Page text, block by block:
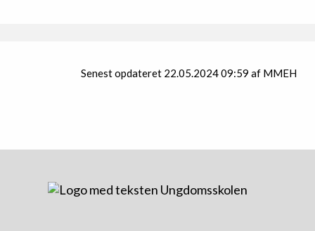
Senest opdateret 22.05.2024 09:59 af MMEH